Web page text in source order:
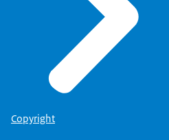
Copyright